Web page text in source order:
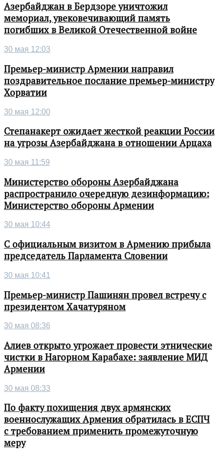
Азербайджан в Бердзоре уничтожил
мемориал, увековечивающий память
погибших в Великой Отечественной войне
30 мая 12:03
Премьер-министр Армении направил
поздравительное послание премьер-министру
Хорватии
30 мая 12:00
Степанакерт ожидает жесткой реакции России
на угрозы Азербайджана в отношении Арцаха
30 мая 11:59
Министерство обороны Азербайджана
распространило очередную дезинформацию:
Министерство обороны Армении
30 мая 10:44
С официальным визитом в Армению прибыла
председатель Парламента Словении
30 мая 10:41
Премьер-министр Пашинян провел встречу с
президентом Хачатуряном
30 мая 08:36
Алиев открыто угрожает провести этнические
чистки в Нагорном Карабахе: заявление МИД
Армении
30 мая 08:33
По факту похищения двух армянских
военнослужащих Армения обратилась в ЕСПЧ
с требованием применить промежуточную
меру